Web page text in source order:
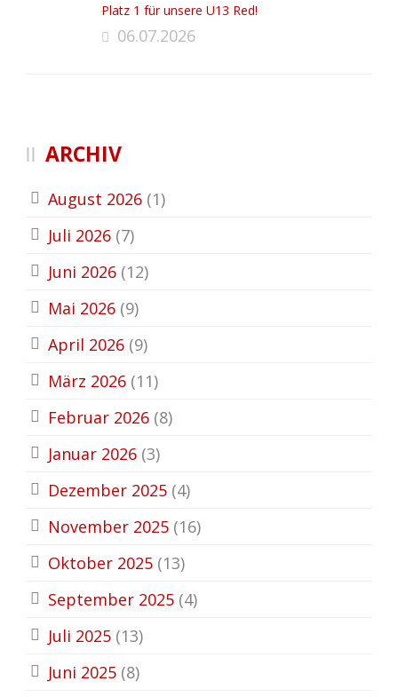
Platz 1 für unsere U13 Red!
06.07.2026
ARCHIV
August 2026 (1)
Juli 2026 (7)
Juni 2026 (12)
Mai 2026 (9)
April 2026 (9)
März 2026 (11)
Februar 2026 (8)
Januar 2026 (3)
Dezember 2025 (4)
November 2025 (16)
Oktober 2025 (13)
September 2025 (4)
Juli 2025 (13)
Juni 2025 (8)